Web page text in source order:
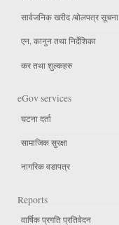
सार्वजनिक खरीद /बोलपत्र सूचना
एन, कानुन तथा निर्देशिका
कर तथा शुल्कहरु
eGov services
घटना दर्ता
सामाजिक सुरक्षा
नागरिक वडापत्र
Reports
वार्षिक प्रगति प्रतिवेदन